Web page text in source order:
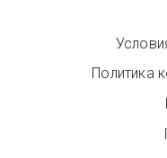
Политика